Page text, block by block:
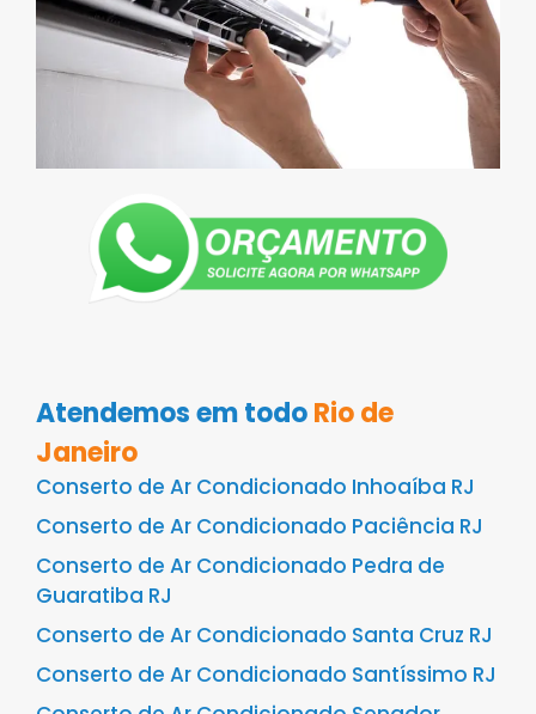
Atendemos em todoRio de
Janeiro
Conserto de Ar Condicionado Inhoaíba RJ
Conserto de Ar Condicionado Paciência RJ
Conserto de Ar Condicionado Pedra de
Guaratiba RJ
Conserto de Ar Condicionado Santa Cruz RJ
Conserto de Ar Condicionado Santíssimo RJ